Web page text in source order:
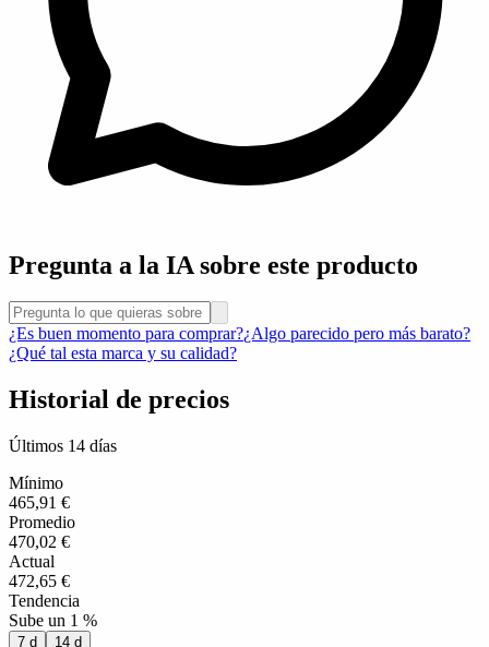
Pregunta a la IA sobre este producto
¿Es buen momento para comprar?¿Algo parecido pero más barato?
¿Qué tal esta marca y su calidad?
Historial de precios
Últimos 14 días
Mínimo
465,91 €
Promedio
470,02 €
Actual
472,65 €
Tendencia
Sube un 1 %
7 d 14 d